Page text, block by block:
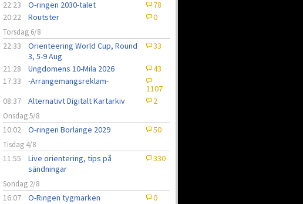
22:23
O-ringen 2030-talet
78
20:22
Routster 0
Torsdag 6/8
22:33
Orienteering World Cup, Round
3, 5-9 Aug
33
21:28 Ungdomens 10-Mila 2026
43
17:33
-Arrangemangsreklam-
1107
08:37
Alternativt Digitalt Kartarkiv 2
Onsdag 5/8
10:02 O-ringen Borlänge 2029 50
Tisdag 4/8
11:55
Live orientering, tips på
sändningar
330
Söndag 2/8
16:07 O-Ringen tygmärken
0